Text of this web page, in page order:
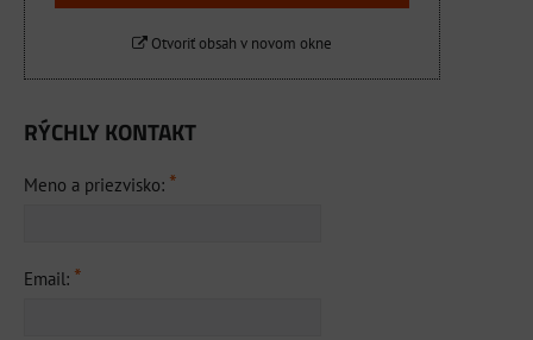
Otvoriť obsah v novom okne
RÝCHLY KONTAKT
Meno a priezvisko: *
Email: *